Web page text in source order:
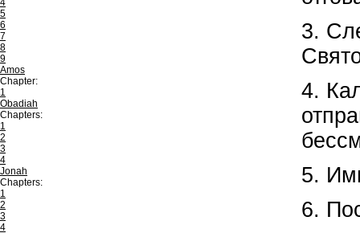
4
5
6
7
8
9
Amos
Chapter:
1
Obadiah
Chapters:
1
2
3
4
Jonah
Chapters:
1
2
3
4
3.
4.
5.
6.